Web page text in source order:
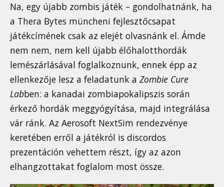
Na, egy újabb zombis játék – gondolhatnánk, ha
a Thera Bytes müncheni fejlesztőcsapat
játékcímének csak az elejét olvasnánk el. Ámde
nem nem, nem kell újabb élőhalotthordák
lemészárlásával foglalkoznunk, ennek épp az
ellenkezője lesz a feladatunk a Zombie Cure
Labben: a kanadai zombiapokalipszis során
érkező hordák meggyógyítása, majd integrálása
vár ránk. Az Aerosoft NextSim rendezvénye
keretében erről a játékról is discordos
prezentáción vehettem részt, így az azon
elhangzottakat foglalom most össze.